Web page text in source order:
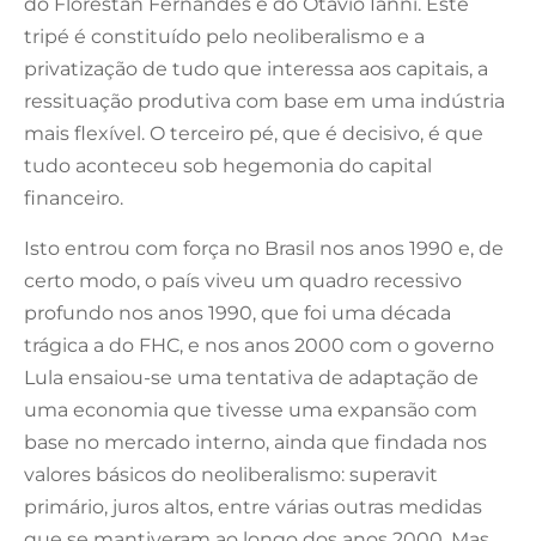
tripé é constituído pelo neoliberalismo e a
privatização de tudo que interessa aos capitais, a
ressituação produtiva com base em uma indústria
mais flexível. O terceiro pé, que é decisivo, é que
tudo aconteceu sob hegemonia do capital
financeiro.
Isto entrou com força no Brasil nos anos 1990 e, de
certo modo, o país viveu um quadro recessivo
profundo nos anos 1990, que foi uma década
trágica a do FHC, e nos anos 2000 com o governo
Lula ensaiou-se uma tentativa de adaptação de
uma economia que tivesse uma expansão com
base no mercado interno, ainda que findada nos
valores básicos do neoliberalismo: superavit
primário, juros altos, entre várias outras medidas